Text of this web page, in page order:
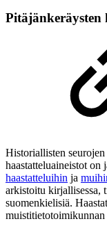
Pitäjänkeräysten
Historiallisten
haastatteluaineistot on
haastatteluihin ja
arkistoitu kirjallisessa,
suomenkielisiä.